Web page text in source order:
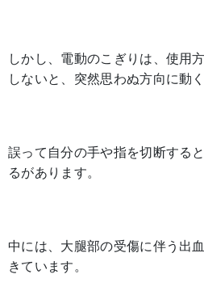
しかし、電動のこぎりは、使用
しないと、突然思わぬ方向に動
誤って自分の手や指を切断する
るがあります。
中には、大腿部の受傷に伴う出
きています。